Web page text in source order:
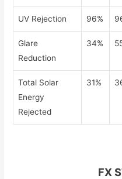
UV Rejection 96%
Glare
Reduction
34%
Total Solar
Energy
Rejected
31%
FX